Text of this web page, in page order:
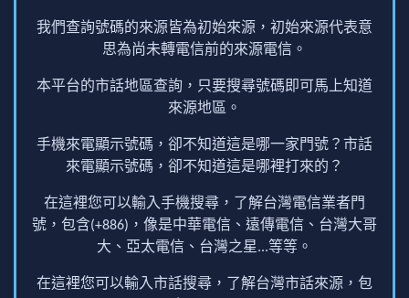
我們查詢號碼的來源皆為初始來源，初始來源代表意
思為尚未轉電信前的來源電信。
本平台的市話地區查詢，只要搜尋號碼即可馬上知道
來源地區。
手機來電顯示號碼，卻不知道這是哪一家門號？市話
來電顯示號碼，卻不知道這是哪裡打來的？
在這裡您可以輸入手機搜尋，了解台灣電信業者門
號，包含(+886)，像是中華電信、遠傳電信、台灣大哥
大、亞太電信、台灣之星...等等。
在這裡您可以輸入市話搜尋，了解台灣市話來源，包